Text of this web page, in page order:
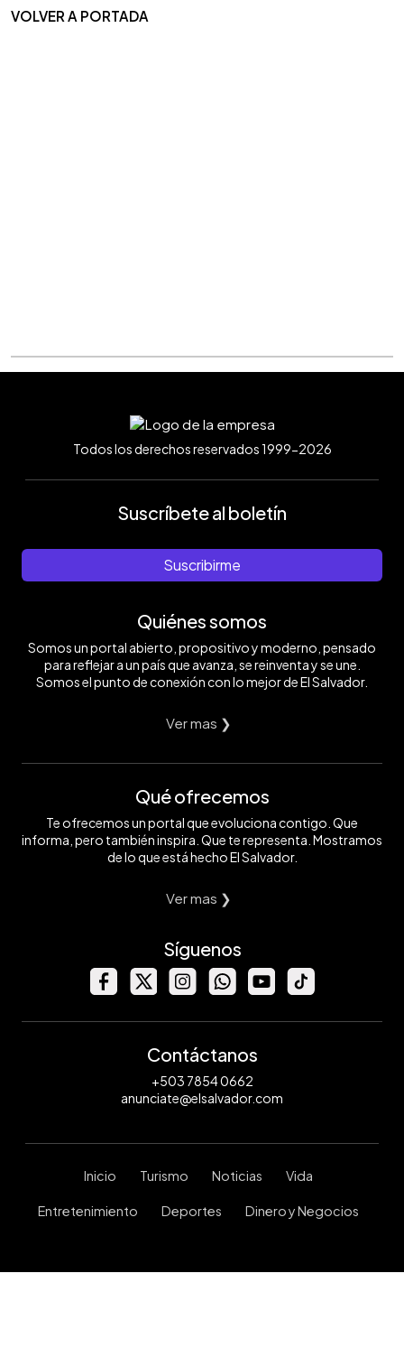
VOLVER A PORTADA
Todos los derechos reservados 1999-2026
Suscríbete al boletín
Suscribirme
Quiénes somos
Somos un portal abierto, propositivo y moderno, pensado
para reflejar a un país que avanza, se reinventa y se une.
Somos el punto de conexión con lo mejor de El Salvador.
Ver mas ❯
Qué ofrecemos
Te ofrecemos un portal que evoluciona contigo. Que
informa, pero también inspira. Que te representa. Mostramos
de lo que está hecho El Salvador.
Ver mas ❯
Síguenos
Contáctanos
+503 7854 0662
anunciate@elsalvador.com
Inicio Turismo Noticias Vida
Entretenimiento Deportes Dinero y Negocios